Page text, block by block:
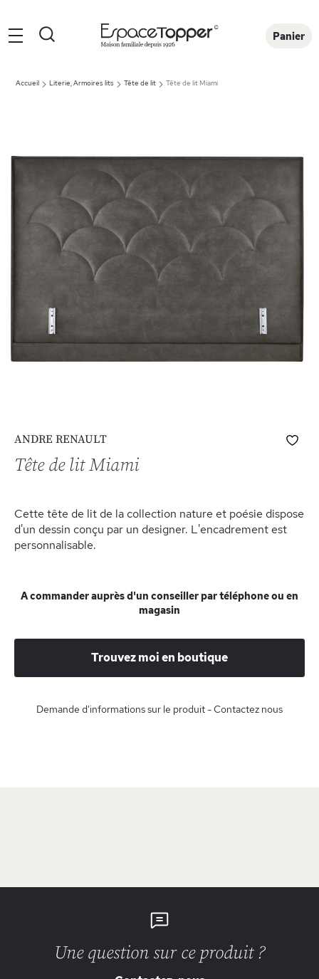
Panier
Rechercher
Accueil Literie, Armoires lits Tête de lit Tête de lit Miami
end
gallery
the
beginning
images
gallery
ANDRE RENAULT
Tête de lit Miami
Cette tête de lit de la collection nature et poésie dispose
d'un dessin conçu par un designer. L'encadrement est
personnalisable.
A commander auprès d'un conseiller par téléphone ou en
magasin
Trouvez moi en boutique
Demande d'informations sur le produit - Contactez nous
Une question sur ce produit ?